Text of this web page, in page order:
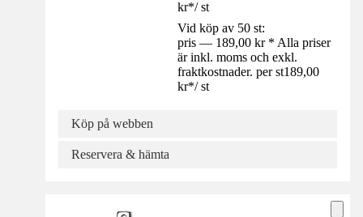
kr*/ st
Vid köp av 50 st:
pris — 189,00 kr * Alla priser
är inkl. moms och exkl.
fraktkostnader. per st189,00
kr*/ st
Köp på webben
Reservera & hämta